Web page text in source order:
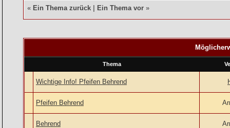
« Ein Thema zurück Ein Thema vor »
Thema
Wichtige Info! Pfeifen Behrend
Pfeifen Behrend
Behrend